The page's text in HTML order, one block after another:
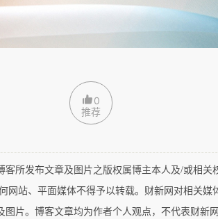
配盈余按成员与本社的交易量（额
0
推荐
所发布文章及图片之版权属博主本人及/或相关
网站、平面媒体不得予以转载。财新网对相关媒
片。博客文章均为作者个人观点，不代表财新